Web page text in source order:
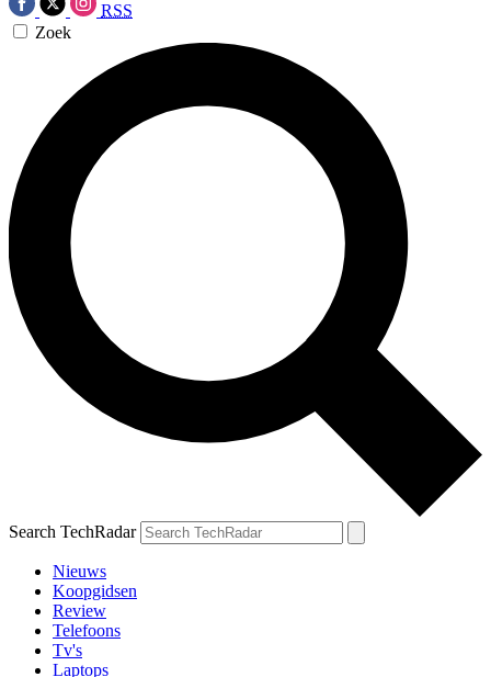
RSS
Zoek
Search TechRadar
Nieuws
Koopgidsen
Review
Telefoons
Tv's
Laptops